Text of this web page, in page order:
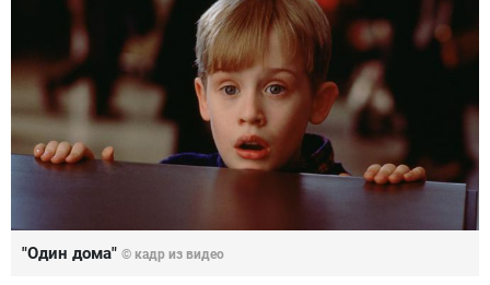
"Один дома" © кадр из видео